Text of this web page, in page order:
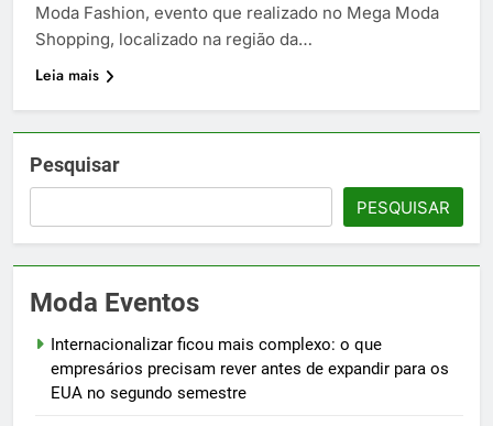
Moda Fashion, evento que realizado no Mega Moda
Shopping, localizado na região da…
Leia mais
Pesquisar
PESQUISAR
Moda Eventos
Internacionalizar ficou mais complexo: o que
empresários precisam rever antes de expandir para os
EUA no segundo semestre